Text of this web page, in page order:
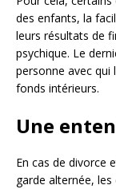
des enfants, la
leurs résultats de
psychique. Le
personne avec qui
fonds intérieurs.
Une
En cas de divorce
garde alternée,